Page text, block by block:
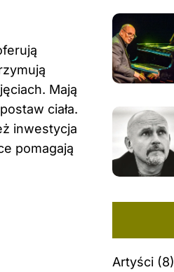
Mają
ciała.
inwestycja
pomagają
Artyści(8)